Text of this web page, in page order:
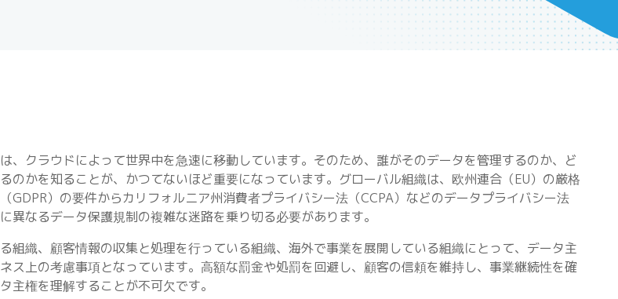
、クラウドによって世界中を急速に移動しています。そのため、誰がそのデータを管理するのか、ど
のかを知ることが、かつてないほど重要になっています。グローバル組織は、欧州連合（EU）の厳格
GDPR）の要件からカリフォルニア州消費者プライバシー法（CCPA）などのデータプライバシー法
異なるデータ保護規制の複雑な迷路を乗り切る必要があります。
組織、顧客情報の収集と処理を行っている組織、海外で事業を展開している組織にとって、データ主
ス上の考慮事項となっています。高額な罰金や処罰を回避し、顧客の信頼を維持し、事業継続性を確
主権を理解することが不可欠です。